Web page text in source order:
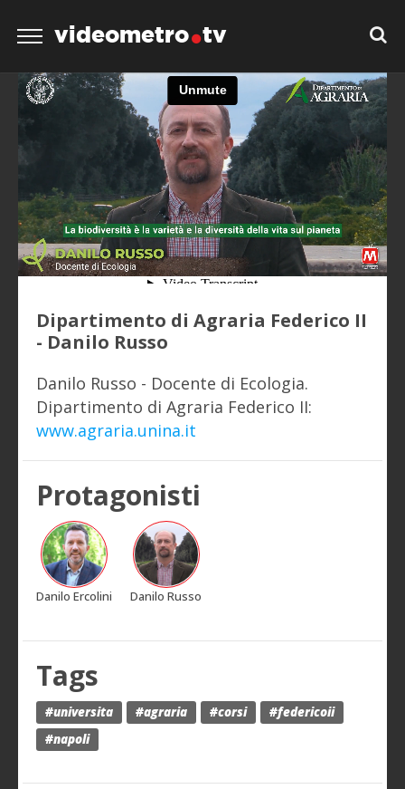
videometro tv
Dipartimento di Agraria Federico II
- Danilo Russo
Danilo Russo - Docente di Ecologia.
Dipartimento di Agraria Federico II:
www.agraria.unina.it
Protagonisti
Danilo Ercolini Danilo Russo
Tags
#universita #agraria #corsi
#federicoii
#napoli